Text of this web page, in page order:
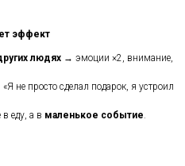
эффект
людях → эмоции ×2, внимание,
не просто сделал подарок, я устроил
еду, а в маленькое событие.